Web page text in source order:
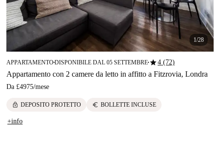
1/28
APPARTAMENTO■DISPONIBILE DAL 05 SETTEMBRE■star4 (72)
Appartamento con 2 camere da letto in affitto a Fitzrovia, Londra
Da £4975/mese
lock DEPOSITO PROTETTO euro BOLLETTE INCLUSE
+info